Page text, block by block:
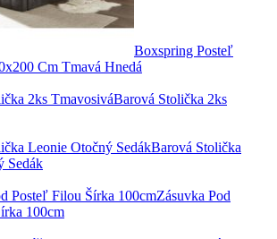
Boxspring Posteľ
Cm Tmavá Hnedá
Barová Stolička 2ks
Barová Stolička
Sedák
Zásuvka Pod
100cm